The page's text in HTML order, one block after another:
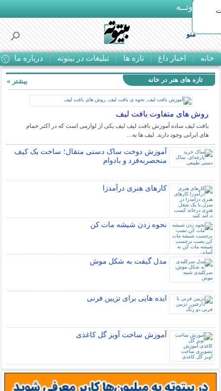
بـیتوتــه
منو
خانه اخبار داغ تازه ها تبلیغات در بیتوته درباره ما
تازه های هنر در خانه
روش های متفاوت بافت لیف
بافت لیف ساده آموزش بافت لیف لیف یکی از لوازمی است که در اکثر حمام
های ایرانی وجود دارند. لیف ها به…
آموزش دوخت ساک دستی متقال؛ ساخت یک کیف
منحصربه‌فرد و بادوام
کارهای هنری درآمدزا
نحوه زدن شیشه مات کن
مدل گیفت به شکل موش
ایده هایی برای تزیین فرنی
آموزش ساخت آویز گل کاغذی
بیشتر »